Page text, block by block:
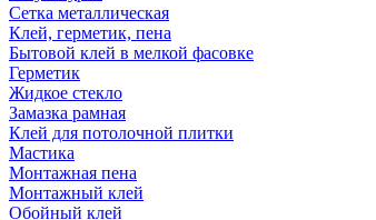
Сетка металлическая
Клей, герметик, пена
Бытовой клей в мелкой фасовке
Герметик
Жидкое стекло
Замазка рамная
Клей для потолочной плитки
Мастика
Монтажная пена
Монтажный клей
Обойный клей